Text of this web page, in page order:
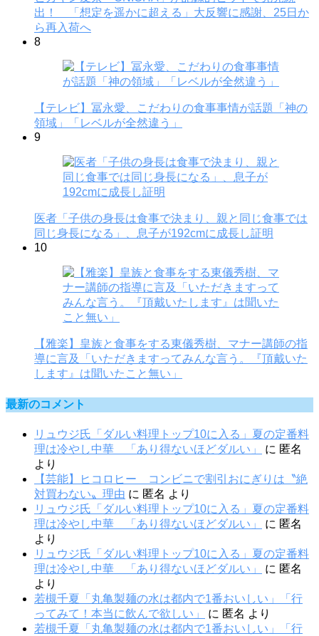
出！ 「想定を遥かに超える」大反響に感謝、25日か
ら再入荷へ
8
【テレビ】冨永愛、こだわりの食事事情が話題「神の
領域」「レベルが全然違う」
9
医者「子供の身長は食事で決まり、親と同じ食事では
同じ身長になる」、息子が192cmに成長し証明
10
【雅楽】皇族と食事をする東儀秀樹、マナー講師の指
導に言及「いただきますってみんな言う。『頂戴いた
します』は聞いたこと無い」
最新のコメント
リュウジ氏「ダルい料理トップ10に入る」夏の定番料
理は冷やし中華 「あり得ないほどダルい」
に 匿名
より
【芸能】ヒコロヒー コンビニで割引おにぎりは〝絶
対買わない〟理由 に 匿名 より
リュウジ氏「ダルい料理トップ10に入る」夏の定番料
理は冷やし中華 「あり得ないほどダルい」
に 匿名
より
リュウジ氏「ダルい料理トップ10に入る」夏の定番料
理は冷やし中華 「あり得ないほどダルい」
に 匿名
より
若槻千夏「丸亀製麺の水は都内で1番おいしい」「行
ってみて！本当に飲んで欲しい」
に 匿名 より
若槻千夏「丸亀製麺の水は都内で1番おいしい」「行